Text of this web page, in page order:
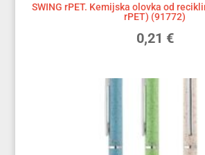
SWING rPET. Kemijska olovka od
rPET) (91772)
0,21 €